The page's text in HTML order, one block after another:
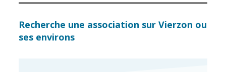
Municipal
Services de la
Ville
enfance
Recherche une association sur Vierzon ou
ses environs